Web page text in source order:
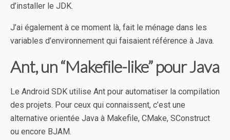
d’installer le JDK.
J’ai également à ce moment là, fait le ménage dans les
variables d’environnement qui faisaient référence à Java.
Ant, un “Makefile-like” pour Java
Le Android SDK utilise Ant pour automatiser la compilation
des projets. Pour ceux qui connaissent, c’est une
alternative orientée Java à Makefile, CMake, SConstruct
ou encore BJAM.